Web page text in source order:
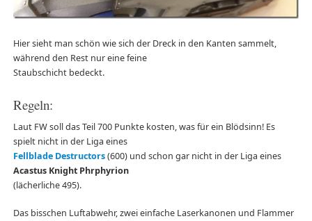
Hier sieht man schön wie sich der Dreck in den Kanten sammelt,
während den Rest nur eine feine
Staubschicht bedeckt.
Regeln:
Laut FW soll das Teil 700 Punkte kosten, was für ein Blödsinn! Es
spielt nicht in der Liga eines
Fellblade Destructors(600) und schon gar nicht in der Liga eines
Acastus Knight Phrphyrion
(lächerliche 495).
Das bisschen Luftabwehr, zwei einfache Laserkanonen und Flammer